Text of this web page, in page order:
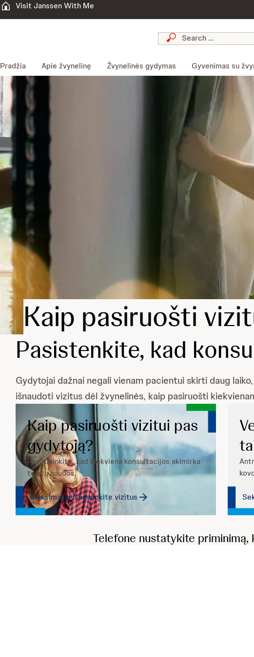
Visit Janssen With Me
Pradžia Apie žvynelinę Žvynelinės gydymas Gyvenimas su
Kaip pasiruošti
Pasistenkite, kad
Gydytojai dažnai negali vienam pacientui skirti daug
išnaudoti vizitus dėl žvynelinės, kaip pasiruošti
Kaip pasiruošti vizitui pas
gydytoją?
Pasirūpinkite, kad kiekviena konsultacijos akimirka
teiktų naudos.
Maksimaliai išnaudokite vizitus
Telefone nustatykite